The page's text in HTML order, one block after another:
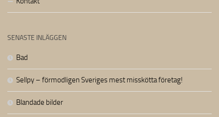
SENASTE INLÄGGEN
Bad
Sellpy – förmodligen Sveriges mest misskötta företag!
Blandade bilder